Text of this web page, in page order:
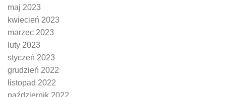
maj 2023
kwiecień 2023
marzec 2023
luty 2023
styczeń 2023
grudzień 2022
listopad 2022